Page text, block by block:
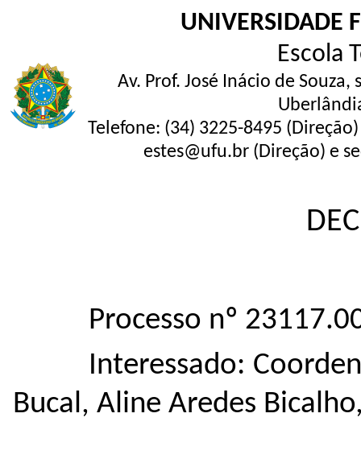
UNIVERSIDADE
Escola
Av. Prof. José Inácio de
Telefone: (34) 3225-8495
estes@ufu.br (Direção) e
Processo nº
Interessado:
Bucal, Aline Aredes